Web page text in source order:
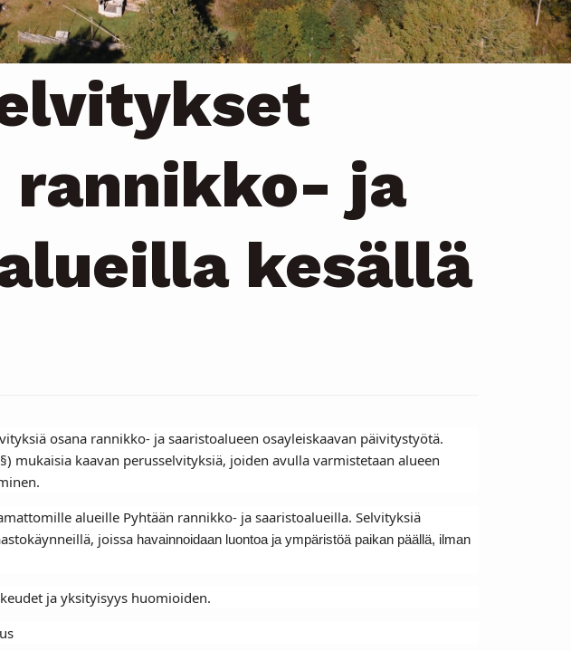
rannikko- ja
kesällä
osana rannikko- ja saaristoalueen osayleiskaavan päivitystyötä.
mukaisia kaavan perusselvityksiä, joiden avulla varmistetaan alueen
alueille Pyhtään rannikko- ja saaristoalueilla. Selvityksiä
joissa havainnoidaan luontoa ja ympäristöä paikan päällä, ilman
ja yksityisyys huomioiden.